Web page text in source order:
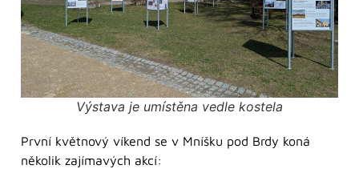
Výstava je umístěna vedle kostela
První květnový víkend se v Mníšku pod Brdy koná
několik zajímavých akcí: